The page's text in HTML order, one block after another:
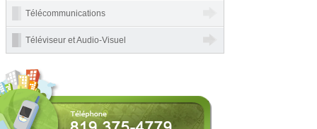
Télécommunications
Téléviseur et Audio-Visuel